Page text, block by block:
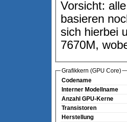
Vorsicht:
basieren
sich hierbei
7670M,
Grafikkern (GPU Core)
Codename
Interner Modellname
Anzahl GPU-Kerne
Transistoren
Herstellung